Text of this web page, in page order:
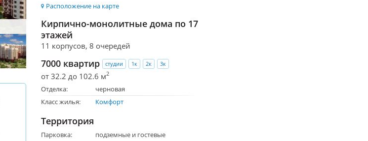
Расположение на карте
Кирпично-монолитные дома по 17
этажей
11 корпусов, 8 очередей
7000 квартир студии 1к 2к 3к
от 32.2 до 102.6 м2
Отделка:
черновая
Класс жилья:
Комфорт
Территория
Парковка: подземные и гостевые